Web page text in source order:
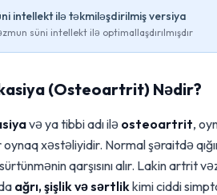
intellekt ilə təkmiləşdirilmiş versiya
süni intellekt ilə optimallaşdırılmışdır
(Osteoartrit) Nədir?
və ya tibbi adı ilə osteoartrit,
xəstəliyidir. Normal şəraitdə
qarşısını alır. Lakin artrit
ağrı, şişlik və sərtlikkimi ciddi